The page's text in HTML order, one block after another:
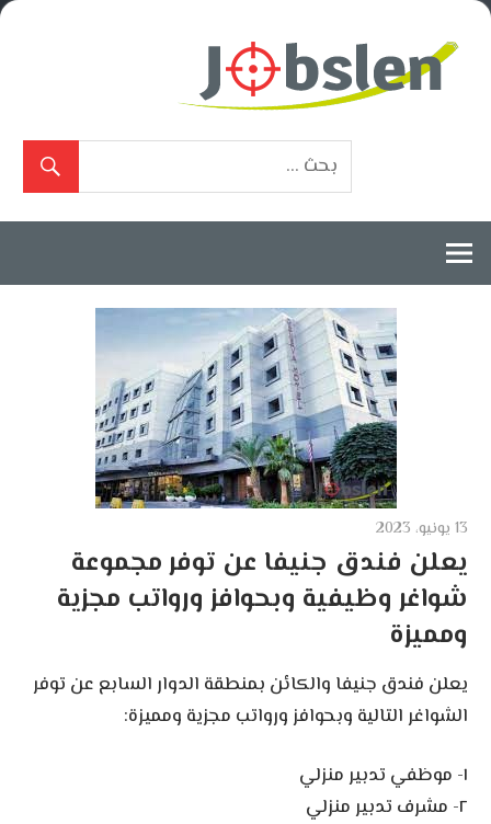
Skip
13 يونيو، 2023
يعلن فندق جنيفا عن توفر مجموعة
شواغر وظيفية وبحوافز ورواتب مجزية
ومميزة
يعلن فندق جنيفا والكائن بمنطقة الدوار السابع عن توفر
الشواغر التالية وبحوافز ورواتب مجزية ومميزة:
١- موظفي تدبير منزلي
٢- مشرف تدبير منزلي